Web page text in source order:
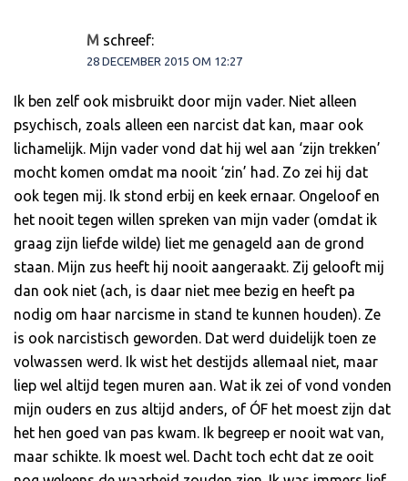
M schreef:
28 DECEMBER 2015 OM 12:27
Ik ben zelf ook misbruikt door mijn vader. Niet alleen
psychisch, zoals alleen een narcist dat kan, maar ook
lichamelijk. Mijn vader vond dat hij wel aan ‘zijn trekken’
mocht komen omdat ma nooit ‘zin’ had. Zo zei hij dat
ook tegen mij. Ik stond erbij en keek ernaar. Ongeloof en
het nooit tegen willen spreken van mijn vader (omdat ik
graag zijn liefde wilde) liet me genageld aan de grond
staan. Mijn zus heeft hij nooit aangeraakt. Zij gelooft mij
dan ook niet (ach, is daar niet mee bezig en heeft pa
nodig om haar narcisme in stand te kunnen houden). Ze
is ook narcistisch geworden. Dat werd duidelijk toen ze
volwassen werd. Ik wist het destijds allemaal niet, maar
liep wel altijd tegen muren aan. Wat ik zei of vond vonden
mijn ouders en zus altijd anders, of ÓF het moest zijn dat
het hen goed van pas kwam. Ik begreep er nooit wat van,
maar schikte. Ik moest wel. Dacht toch echt dat ze ooit